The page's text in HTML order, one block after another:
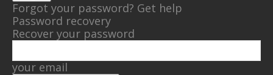
Forgot your password? Get help
Password recovery
Recover your password
your email